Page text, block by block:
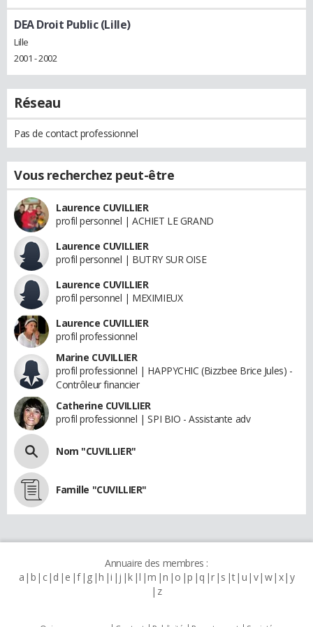
DEA Droit Public (Lille)
Lille
2001 - 2002
Réseau
Pas de contact professionnel
Vous recherchez peut-être
Laurence CUVILLIER
profil personnel | ACHIET LE GRAND
Laurence CUVILLIER
profil personnel | BUTRY SUR OISE
Laurence CUVILLIER
profil personnel | MEXIMIEUX
Laurence CUVILLIER
profil professionnel
Marine CUVILLIER
profil professionnel | HAPPYCHIC (Bizzbee Brice Jules) -
Contrôleur financier
Catherine CUVILLIER
profil professionnel | SPI BIO - Assistante adv
Nom "CUVILLIER"
Famille "CUVILLIER"
Annuaire des membres :
a b c d e f g h i j k l m n o p q r s t u v w x y
z